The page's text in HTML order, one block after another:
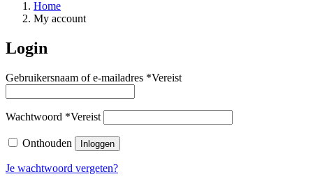
Home
My account
Login
Gebruikersnaam of e-mailadres *Vereist
Wachtwoord *Vereist
Onthouden Inloggen
Je wachtwoord vergeten?